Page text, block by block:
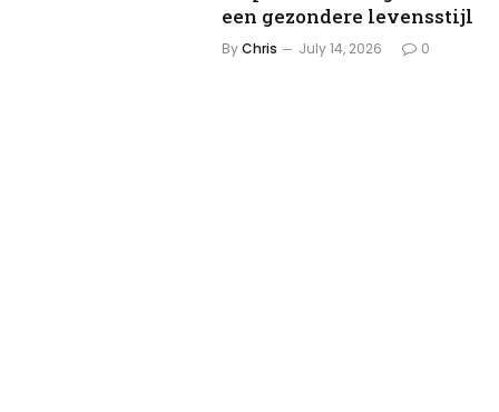
een gezondere levensstijl
ByChris July 14, 2026 0